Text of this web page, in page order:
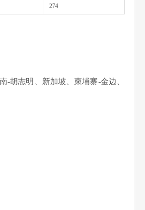
274
-胡志明、新加坡、柬埔寨-金边、